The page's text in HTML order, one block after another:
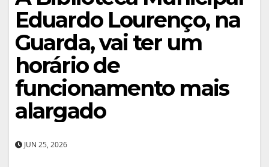
Eduardo Lourenço, na
Guarda, vai ter um
horário de
funcionamento mais
alargado
JUN 25, 2026